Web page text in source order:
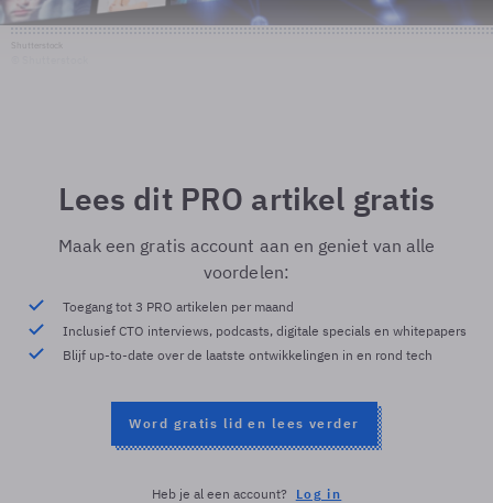
Lees dit PRO artikel gratis
Maak een gratis account aan en geniet van alle
voordelen:
Toegang tot 3 PRO artikelen per maand
Inclusief CTO interviews, podcasts, digitale specials en whitepapers
Blijf up-to-date over de laatste ontwikkelingen in en rond tech
Word gratis lid en lees verder
Heb je al een account? Log in